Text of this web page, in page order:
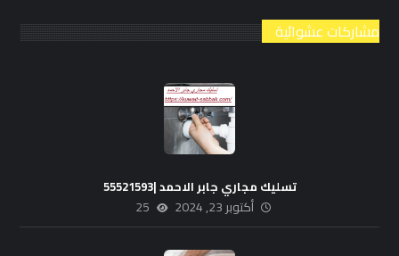
مشاركات عشوائية
تسليك مجاري جابر الاحمد |55521593
أكتوبر 23, 2024 25